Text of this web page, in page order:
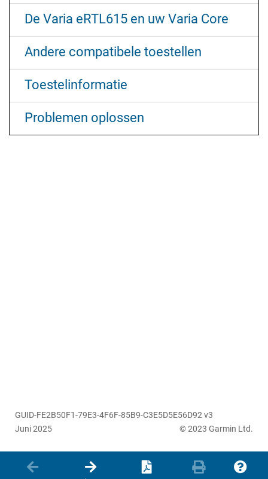
De Varia eRTL615 en uw Varia Core
Andere compatibele toestellen
Toestelinformatie
Problemen oplossen
GUID-FE2B50F1-79E3-4F6F-85B9-C3E5D5E56D92 v3
Juni 2025
© 2023 Garmin Ltd.